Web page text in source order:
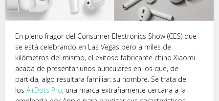
En pleno fragor del Consumer Electronics Show (CES) que
se está celebrando en Las Vegas pero a miles de
kilómetros del mismo, el exitoso fabricante chino Xiaomi
acaba de presentar unos auriculares en los que, de
partida, algo resultara familiar: su nombre. Se trata de
losAirDots Pro, una marca extrañamente cercana a la